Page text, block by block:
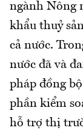
ngành Nông
khẩu thuỷ
cả nước.
nước đã và
pháp đồng
phần kiểm
hỗ trợ thị